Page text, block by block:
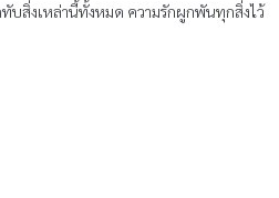
บสิ่งเหล่านี้ทั้งหมด ความรักผูกพันทุกสิ่งไว้